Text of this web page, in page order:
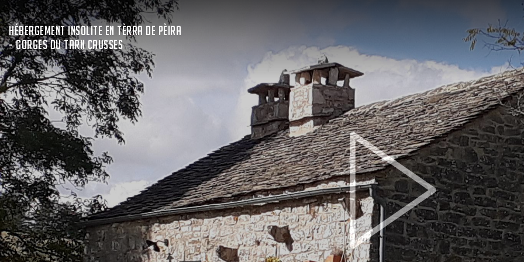
HÉBERGEMENT INSOLITE EN TÈRRA DE PÈIRA
- GORGES DU TARN CAUSSES